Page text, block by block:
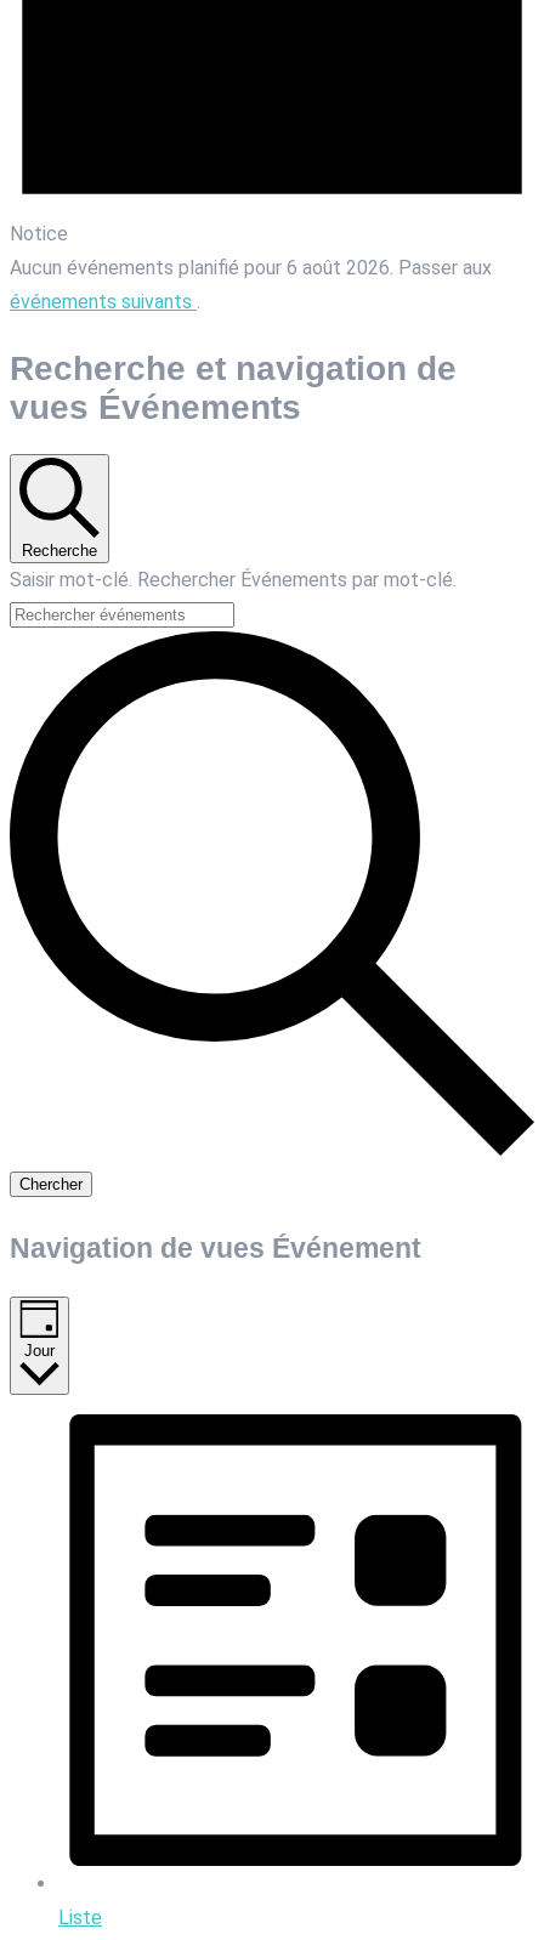
Notice
Aucun événements planifié pour 6 août 2026. Passer aux
événements suivants .
Recherche et navigation de
vues Événements
Recherche
Saisir mot-clé. Rechercher Événements par mot-clé.
Chercher
Navigation de vues Événement
Jour
Liste